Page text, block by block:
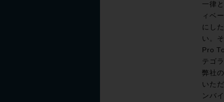
一律
ィベ
にし
い。
Pro
テゴ
弊社
いた
ンバ